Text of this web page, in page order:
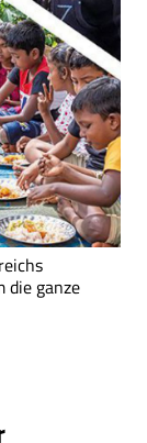
die ganze